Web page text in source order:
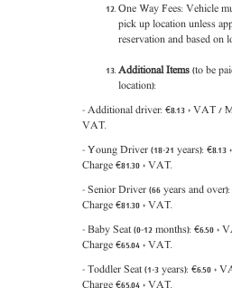
One Way Fees: Vehicle
pick up location unless
reservation and based on
Additional Items(to be
location):
- Additional driver: €8.13 + VAT /
VAT.
- Young Driver (18-21 years): €8.13
Charge €81.30 + VAT.
- Senior Driver (66 years and over):
Charge €81.30 + VAT.
- Baby Seat (0-12 months): €6.50+
Charge €65.04 + VAT.
- Toddler Seat (1-3 years): €6.50+
Charge €65.04 + VAT.